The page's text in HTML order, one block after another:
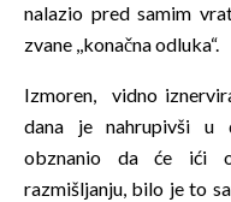
nalazio pred samim
zvane ,,konačna odluka“.
Izmoren, vidno
dana je nahrupivši u
obznanio da će ići
razmišljanju, bilo je to